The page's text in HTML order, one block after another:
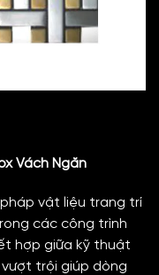
Vách Ngăn
pháp vật liệu trang trí
các công trình
hợp giữa kỹ thuật
trội giúp dòng